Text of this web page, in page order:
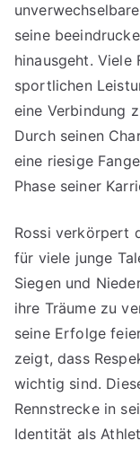
seine
hinausgeht. Viele
sportlichen
eine Verbindung
Durch seinen
eine riesige
Phase seiner
Rossi verkörpert
für viele junge
Siegen und
ihre Träume zu
seine Erfolge
zeigt, dass
wichtig sind.
Rennstrecke in
Identität als